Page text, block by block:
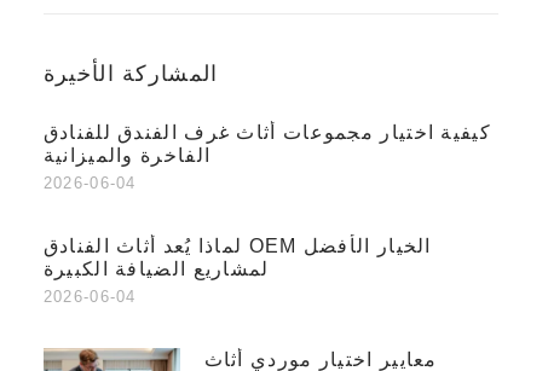
المشاركة الأخيرة
كيفية اختيار مجموعات أثاث غرف الفندق للفنادق
الفاخرة والميزانية
2026-06-04
لماذا يُعد أثاث الفنادق OEM الخيار الأفضل
لمشاريع الضيافة الكبيرة
2026-06-04
معايير اختيار موردي أثاث